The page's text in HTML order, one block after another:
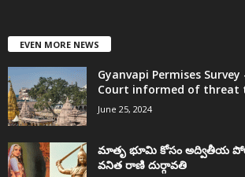
EVEN MORE NEWS
Gyanvapi Permises
Court informed of threat
June 25, 2024
మాతృ భూమి కోసం అద్వితీయ
వనిత రాణి దుర్గావతి